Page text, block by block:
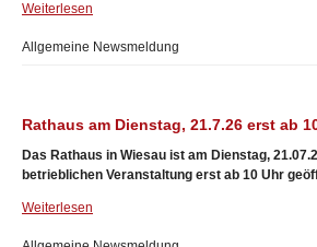
Weiterlesen
Allgemeine Newsmeldung
Rathaus am Dienstag, 21.7.26 erst ab
Das Rathaus in Wiesau ist am Dienstag,
betrieblichen Veranstaltung erst ab 10 Uhr
Weiterlesen